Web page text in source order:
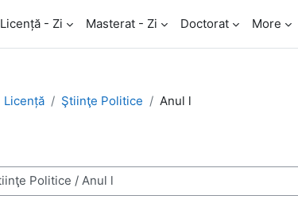
Licență - Zi Masterat - Zi Doctorat More
Licență Ştiinţe Politice Anul l